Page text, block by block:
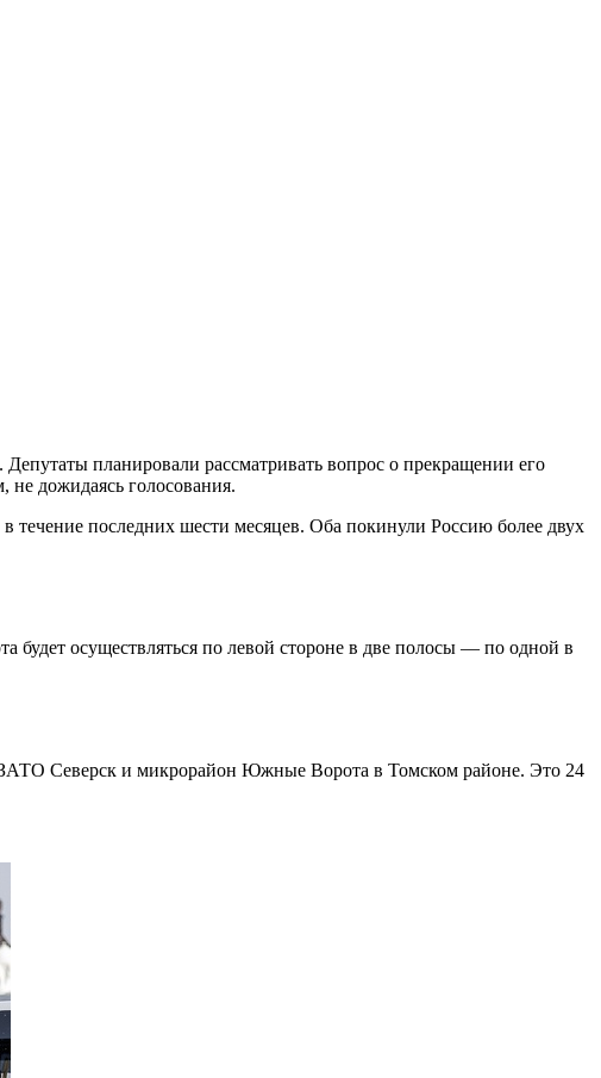
планировали рассматривать вопрос о прекращении его
не дожидаясь голосования.
течение последних шести месяцев. Оба покинули Россию более двух
будет осуществляться по левой стороне в две полосы — по одной в
ЗАТО Северск и микрорайон Южные Ворота в Томском районе. Это 24